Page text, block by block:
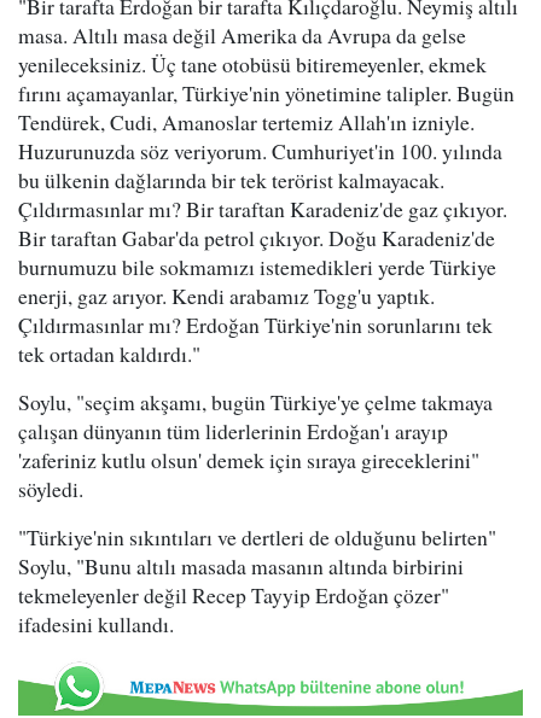
"Bir tarafta Erdoğan bir tarafta Kılıçdaroğlu. Neymiş altılı
masa. Altılı masa değil Amerika da Avrupa da gelse
yenileceksiniz. Üç tane otobüsü bitiremeyenler, ekmek
fırını açamayanlar, Türkiye'nin yönetimine talipler. Bugün
Tendürek, Cudi, Amanoslar tertemiz Allah'ın izniyle.
Huzurunuzda söz veriyorum. Cumhuriyet'in 100. yılında
bu ülkenin dağlarında bir tek terörist kalmayacak.
Çıldırmasınlar mı? Bir taraftan Karadeniz'de gaz çıkıyor.
Bir taraftan Gabar'da petrol çıkıyor. Doğu Karadeniz'de
burnumuzu bile sokmamızı istemedikleri yerde Türkiye
enerji, gaz arıyor. Kendi arabamız Togg'u yaptık.
Çıldırmasınlar mı? Erdoğan Türkiye'nin sorunlarını tek
tek ortadan kaldırdı."
Soylu, "seçim akşamı, bugün Türkiye'ye çelme takmaya
çalışan dünyanın tüm liderlerinin Erdoğan'ı arayıp
'zaferiniz kutlu olsun' demek için sıraya gireceklerini"
söyledi.
"Türkiye'nin sıkıntıları ve dertleri de olduğunu belirten"
Soylu, "Bunu altılı masada masanın altında birbirini
tekmeleyenler değil Recep Tayyip Erdoğan çözer"
ifadesini kullandı.